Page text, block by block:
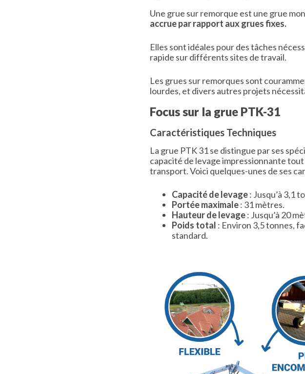
Une grue sur remorque est une grue
accrue par rapport aux grues fixes.
Elles sont idéales pour des tâches
rapide sur différents sites de travail.
Les grues sur remorques sont
lourdes, et divers autres projets
Focus sur la grue PTK-31
Caractéristiques Techniques
La grue PTK 31 se distingue par ses
capacité de levage impressionnante
transport. Voici quelques-unes de ses
Capacité de levage: Jusqu’à 3,1
Portée maximale: 31 mètres.
Hauteur de levage: Jusqu’à 20
Poids total : Environ 3,5 tonnes,
standard.